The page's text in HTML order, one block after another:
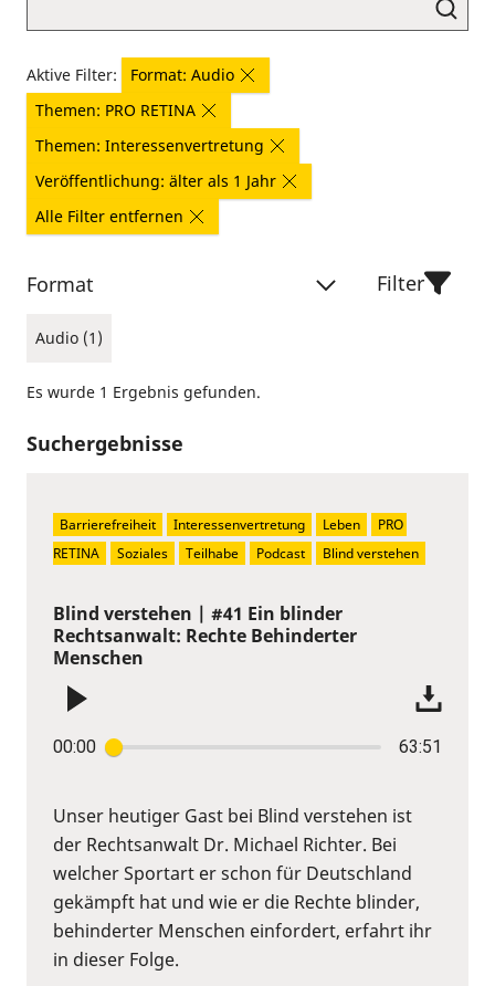
Aktive Filter:
Format: Audio
Themen: PRO RETINA
Themen: Interessenvertretung
Veröffentlichung: älter als 1 Jahr
Alle Filter entfernen
Format
Audio (1)
Filter
Es wurde 1 Ergebnis gefunden.
Suchergebnisse
Blind verstehen | #41 Ein blinder
Rechtsanwalt: Rechte Behinderter
Menschen
00:00 63:51
Unser heutiger Gast bei Blind verstehen ist
der Rechtsanwalt Dr. Michael Richter. Bei
welcher Sportart er schon für Deutschland
gekämpft hat und wie er die Rechte blinder,
behinderter Menschen einfordert, erfahrt ihr
in dieser Folge.
Barrierefreiheit Interessenvertretung Leben
PRO
RETINA
Soziales Teilhabe Podcast Blind verstehen